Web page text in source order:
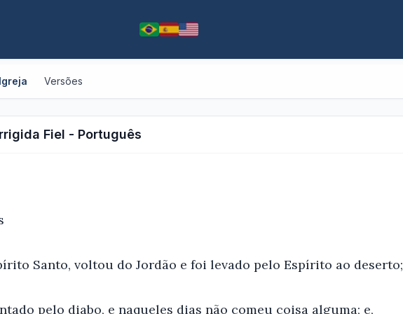
Igreja Versões
Fiel - Português
Santo, voltou do Jordão e foi levado pelo Espírito ao deserto;
pelo diabo, e naqueles dias não comeu coisa alguma; e,